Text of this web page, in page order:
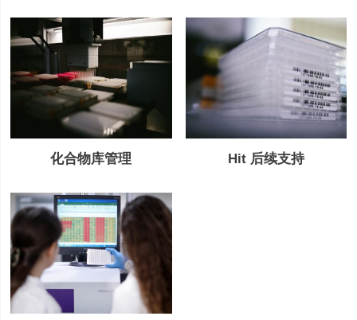
化合物库管理 Hit 后续支持